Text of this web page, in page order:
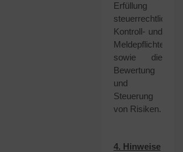
Erfüllung
steuerrechtlicher
Kontroll- und
Meldepflichten
sowie die
Bewertung
und
Steuerung
von Risiken.
4. Hinweise